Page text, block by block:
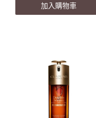
加入購物車